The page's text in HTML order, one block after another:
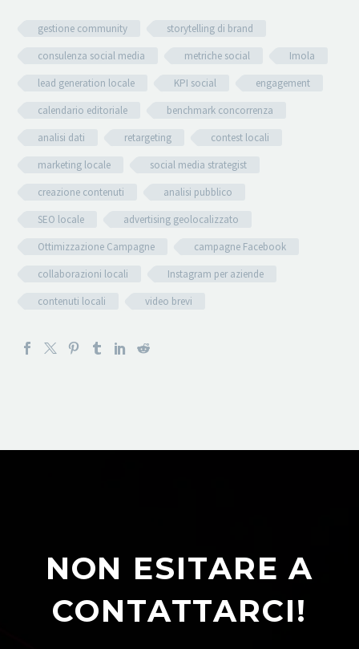
gestione community
storytelling di brand
consulenza social media
metriche social
Imola
lead generation locale
KPI social
engagement
calendario editoriale
benchmark concorrenza
analisi dati
retargeting
contest locali
marketing locale
social media strategist
creazione contenuti
analisi pubblico
SEO locale
advertising geolocalizzato
Ottimizzazione Campagne
campagne Facebook
collaborazioni locali
Instagram per aziende
contenuti locali
video brevi
NON ESITARE A
CONTATTARCI!